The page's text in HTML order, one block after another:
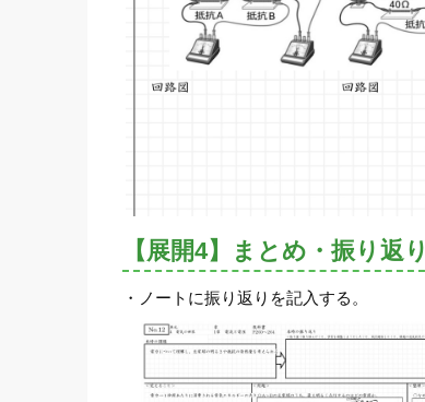
【展開4】まとめ・振り返り
・ノートに振り返りを記入する。